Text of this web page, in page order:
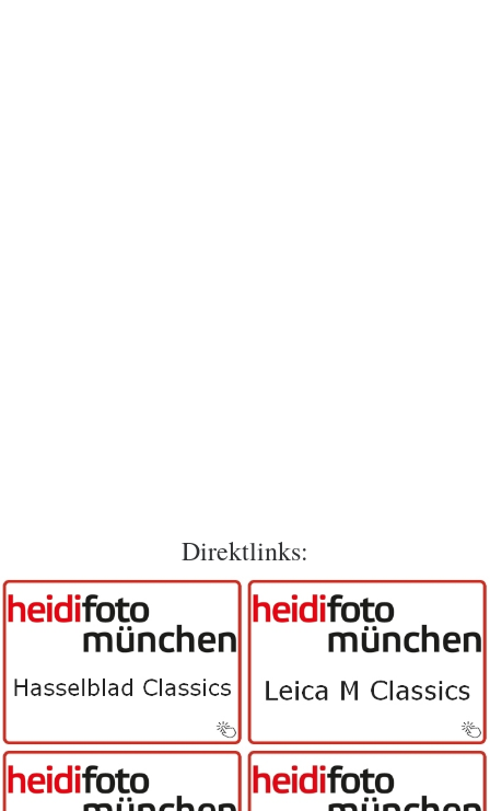
Direktlinks: